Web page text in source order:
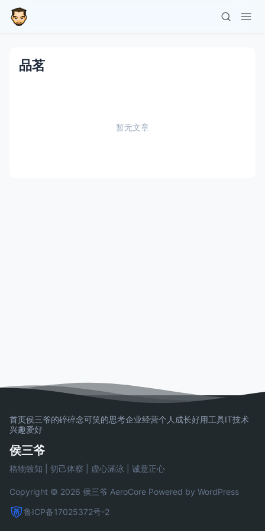
品茗
暂无文章
首页侯三爷的碎碎念可笑的思考企业经营个人成长好用工具IT技术
兴趣爱好
侯三爷
格物致知 | 切己体察 | 虚心涵泳 | 诚意正心
Copyright © 2026 侯三爷 AeroCore Powered by WordPress
鲁ICP备17025372号-2